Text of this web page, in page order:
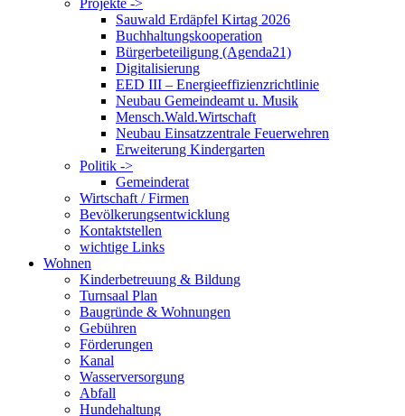
Projekte ->
Sauwald Erdäpfel Kirtag 2026
Buchhaltungskooperation
Bürgerbeteiligung (Agenda21)
Digitalisierung
EED III – Energieeffizienzrichtlinie
Neubau Gemeindeamt u. Musik
Mensch.Wald.Wirtschaft
Neubau Einsatzzentrale Feuerwehren
Erweiterung Kindergarten
Politik ->
Gemeinderat
Wirtschaft / Firmen
Bevölkerungsentwicklung
Kontaktstellen
wichtige Links
Wohnen
Kinderbetreuung & Bildung
Turnsaal Plan
Baugründe & Wohnungen
Gebühren
Förderungen
Kanal
Wasserversorgung
Abfall
Hundehaltung